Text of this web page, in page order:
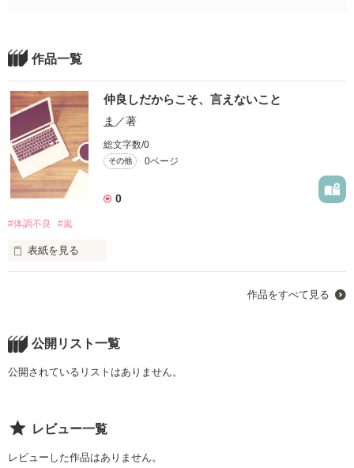
作品一覧
仲良しだからこそ、言えないこと
ま ／著
総文字数/0
その他 0ページ
0
#体調不良 #嵐
表紙を見る
作品をすべて見る
公開リスト一覧
公開されているリストはありません。
レビュー一覧
レビューした作品はありません。